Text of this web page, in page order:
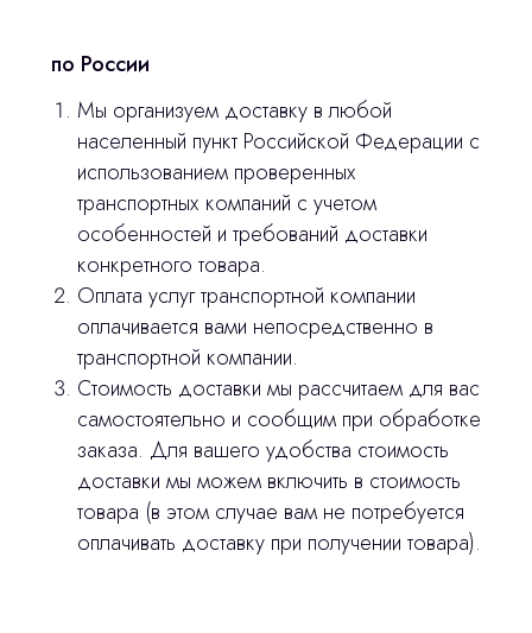
по России
Мы организуем доставку в любой
населенный пункт Российской Федерации с
использованием проверенных
транспортных компаний с учетом
особенностей и требований доставки
конкретного товара.
Оплата услуг транспортной компании
оплачивается вами непосредственно в
транспортной компании.
Стоимость доставки мы рассчитаем для вас
самостоятельно и сообщим при обработке
заказа. Для вашего удобства стоимость
доставки мы можем включить в стоимость
товара (в этом случае вам не потребуется
оплачивать доставку при получении товара).
Главная
Продукция
Лицензирование
Изготовление хирургических шаблонов
Оплата и доставка
Политика конфиденциальности
Контакты
stasicus